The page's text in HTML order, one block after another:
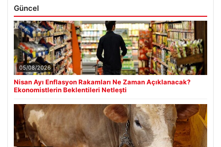
Güncel
05/08/2026
Nisan Ayı Enflasyon Rakamları Ne Zaman Açıklanacak?
Ekonomistlerin Beklentileri Netleşti